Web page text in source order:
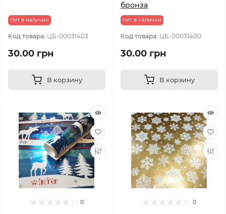
Нет в наличии
Код товара: ЦБ-00031403
30.00 грн
В корзину
бронза
Нет в наличии
Код товара: ЦБ-00031400
30.00 грн
В корзину
0 0